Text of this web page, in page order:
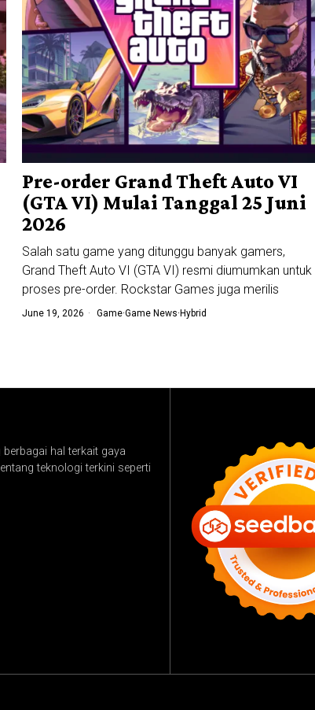
Pre-order Grand Theft Auto VI
(GTA VI) Mulai Tanggal 25 Juni
2026
Salah satu game yang ditunggu banyak gamers,
Grand Theft Auto VI (GTA VI) resmi diumumkan untuk
proses pre-order. Rockstar Games juga merilis
June 19, 2026 Game·Game News· Hybrid
hal terkait gaya
teknologi terkini seperti